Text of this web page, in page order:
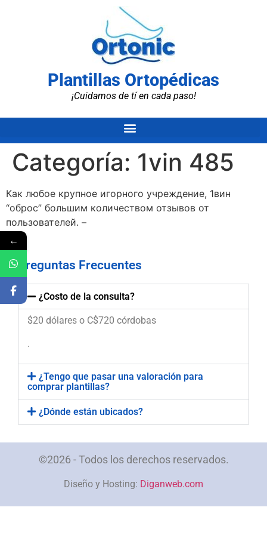
Plantillas Ortopédicas
¡Cuidamos de tí en cada paso!
Categoría: 1vin 485
Как любое крупное игорного учреждение, 1вин
“оброс” большим количеством отзывов от
пользователей. –
Preguntas Frecuentes
¿Costo de la consulta?
$20 dólares o C$720 córdobas
.
¿Tengo que pasar una valoración para
comprar plantillas?
¿Dónde están ubicados?
©2026 - Todos los derechos reservados.
Diseño y Hosting: Diganweb.com
←